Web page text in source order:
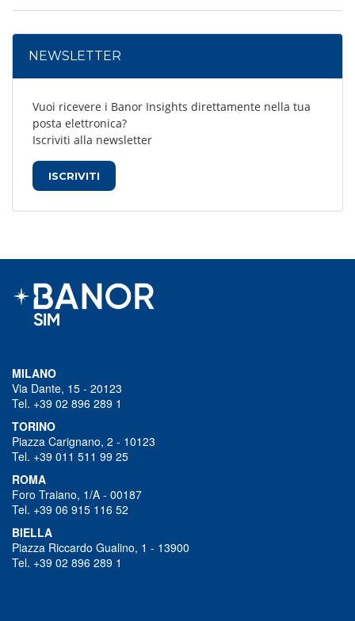
NEWSLETTER
Vuoi ricevere i Banor Insights direttamente nella tua
posta elettronica?
Iscriviti alla newsletter
ISCRIVITI
MILANO
Via Dante, 15 - 20123
Tel. +39 02 896 289 1
TORINO
Piazza Carignano, 2 - 10123
Tel. +39 011 511 99 25
ROMA
Foro Traiano, 1/A - 00187
Tel. +39 06 915 116 52
BIELLA
Piazza Riccardo Gualino, 1 - 13900
Tel. +39 02 896 289 1